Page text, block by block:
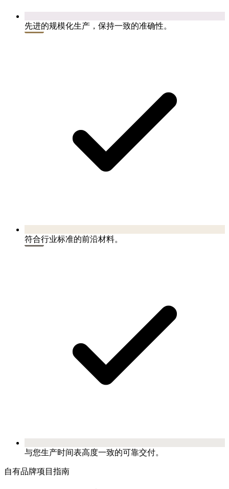
先进的规模化生产，保持一致的准确性。
符合行业标准的前沿材料。
与您生产时间表高度一致的可靠交付。
自有品牌项目指南